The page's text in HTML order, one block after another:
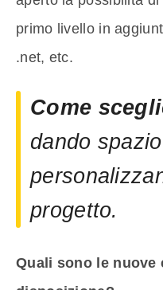
primo livello in
.net, etc.
Come
dando
progetto.
Quali sono le nuove